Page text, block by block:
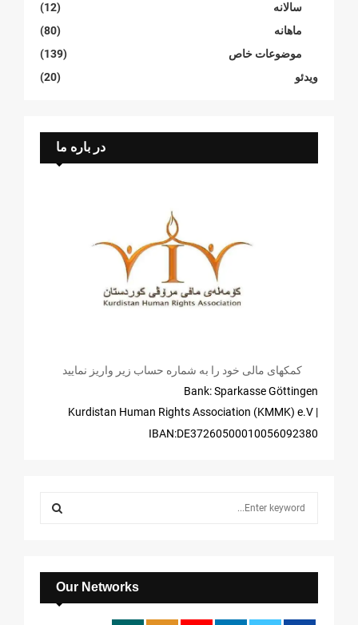
سالانە
(12)
ماهانە
(80)
موضوعات خاص
(139)
ویدئو
(20)
در باره ما
کمکهای مالی خود را به شماره حساب زیر واریز نمایید
Bank: Sparkasse Göttingen
| Kurdistan Human Rights Association (KMMK) e.V
IBAN:DE37260500010056092380
f
o
E
A
Our Networks